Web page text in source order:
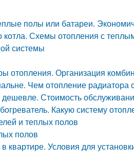
полы или батареи.
котла. Схемы отопления с
системы
отопления. Организация
Чем отопление радиатора
Стоимость
Какую систему
и теплых полов
полов
Условия для